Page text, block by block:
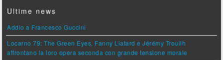
Ultime news
Addio a Francesco Guccini
Locarno 79: The Green Eyes, Fanny Liatard e Jérémy Trouilh
affrontano la loro opera seconda con grande tensione morale